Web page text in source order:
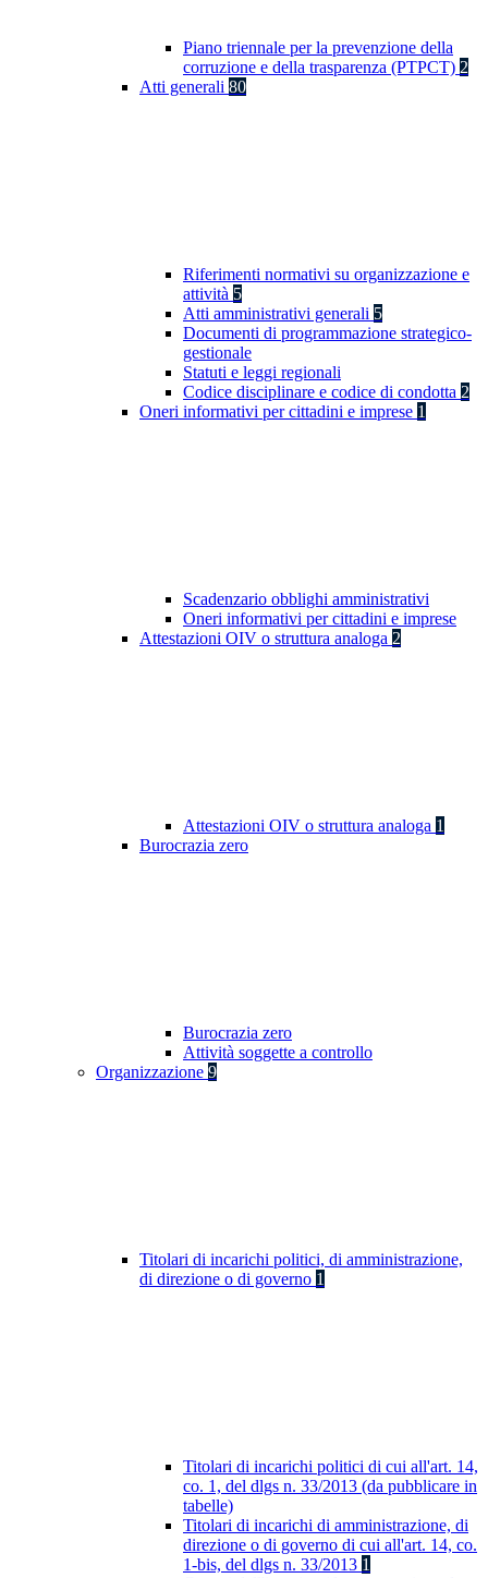
Piano triennale per la prevenzione della
corruzione e della trasparenza (PTPCT) 2
Atti generali 80
Riferimenti normativi su organizzazione e
attività 5
Atti amministrativi generali 5
Documenti di programmazione strategico-
gestionale
Statuti e leggi regionali
Codice disciplinare e codice di condotta 2
Oneri informativi per cittadini e imprese 1
Scadenzario obblighi amministrativi
Oneri informativi per cittadini e imprese
Attestazioni OIV o struttura analoga 2
Attestazioni OIV o struttura analoga 1
Burocrazia zero
Burocrazia zero
Attività soggette a controllo
Organizzazione 9
Titolari di incarichi politici, di amministrazione,
di direzione o di governo 1
Titolari di incarichi politici di cui all'art. 14,
co. 1, del dlgs n. 33/2013 (da pubblicare in
tabelle)
Titolari di incarichi di amministrazione, di
direzione o di governo di cui all'art. 14, co.
1-bis, del dlgs n. 33/2013 1